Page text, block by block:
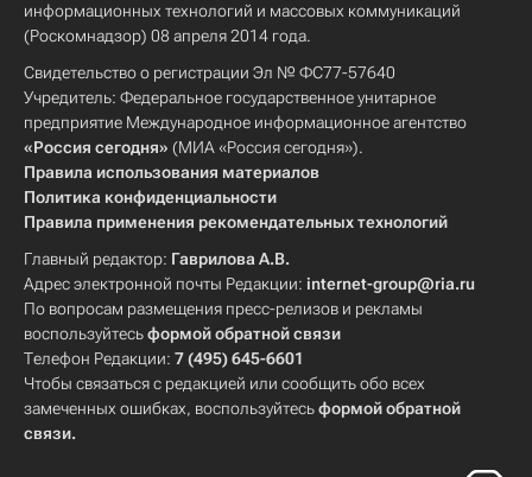
информационных технологий и массовых коммуникаций
(Роскомнадзор) 08 апреля 2014 года.
Свидетельство о регистрации Эл № ФС77-57640
Учредитель: Федеральное государственное унитарное
предприятие Международное информационное агентство
«Россия сегодня» (МИА «Россия сегодня»).
Правила использования материалов
Политика конфиденциальности
Правила применения рекомендательных технологий
Главный редактор: Гаврилова А.В.
Адрес электронной почты Редакции: internet-group@ria.ru
По вопросам размещения пресс-релизов и рекламы
воспользуйтесьформой обратной связи
Телефон Редакции: 7 (495) 645-6601
Чтобы связаться с редакцией или сообщить обо всех
замеченных ошибках, воспользуйтесьформой обратной
связи.